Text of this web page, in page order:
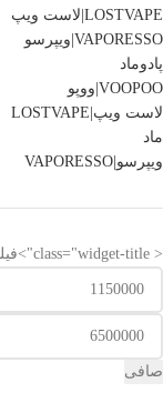
LOSTVAPE|لاست ویپ
VAPORESSO|ویپرسو
پادوماد
VOOPOO|ووپو
لاست ویپ|LOSTVAPE
ماد
ویپرسو|VAPORESSO
< class="widget-title">فیلتر براساس قیمت :
صافی